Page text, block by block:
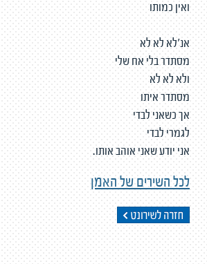
ואין כמותו
אנ'לא לא לא
מסתדר בלי אח שלי
ולא לא לא
מסתדר איתו
אך כשאני לבדי
לגמרי לבדי
אני יודע שאני אוהב אותו.
לכל השירים של האמן